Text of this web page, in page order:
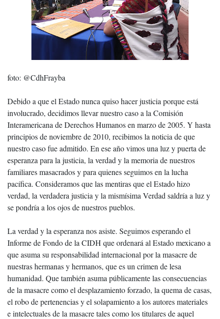
foto: @CdhFrayba
Debido a que el Estado nunca quiso hacer justicia porque está
involucrado, decidimos llevar nuestro caso a la Comisión
Interamericana de Derechos Humanos en marzo de 2005. Y hasta
principios de noviembre de 2010, recibimos la noticia de que
nuestro caso fue admitido. En ese año vimos una luz y puerta de
esperanza para la justicia, la verdad y la memoria de nuestros
familiares masacrados y para quienes seguimos en la lucha
pacífica. Consideramos que las mentiras que el Estado hizo
verdad, la verdadera justicia y la mismísima Verdad saldría a luz y
se pondría a los ojos de nuestros pueblos.
La verdad y la esperanza nos asiste. Seguimos esperando el
Informe de Fondo de la CIDH que ordenará al Estado mexicano a
que asuma su responsabilidad internacional por la masacre de
nuestras hermanas y hermanos, que es un crimen de lesa
humanidad. Que también asuma públicamente las consecuencias
de la masacre como el desplazamiento forzado, la quema de casas,
el robo de pertenencias y el solapamiento a los autores materiales
e intelectuales de la masacre tales como los titulares de aquel